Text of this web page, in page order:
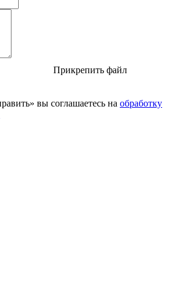
Прикрепить файл
вы соглашаетесь на обработку